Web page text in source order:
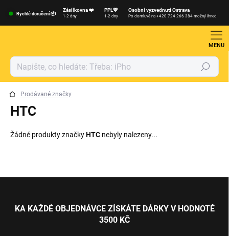
Rychlé doručení 📦
Zásilkovna ❤️ PPL💙 Osobní vyzvednutí Ostrava
1-2 dny 1-2 dny Po domluvě na +420 724 266 384 možný ihned
Hledat
Prodávané značky
HTC
Žádné produkty značkyHTC nebyly nalezeny...
KA KAŽDÉ OBJEDNÁVCE ZÍSKÁTE DÁRKY V HODNOTĚ
3500 KČ